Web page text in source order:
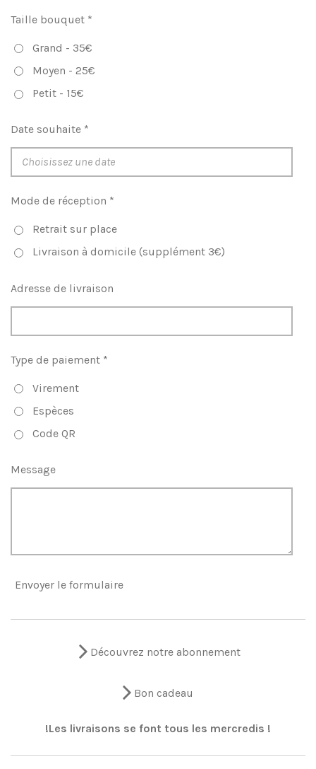
Taille bouquet *
Grand - 35€
Moyen - 25€
Petit - 15€
Date souhaite *
Mode de réception *
Retrait sur place
Livraison à domicile (supplément 3€)
Adresse de livraison
Type de paiement *
Virement
Espèces
Code QR
Message
Envoyer le formulaire
Découvrez notre abonnement
Bon cadeau
!Les livraisons se font tous les mercredis !